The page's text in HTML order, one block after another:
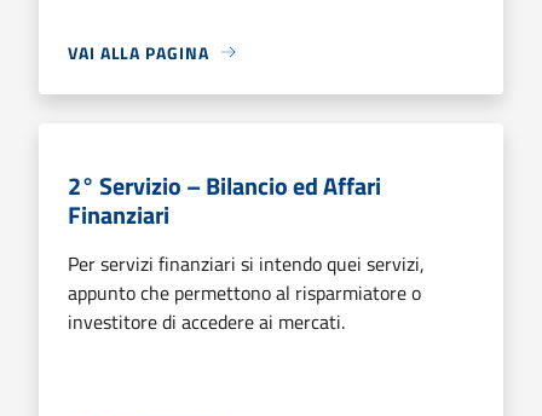
VAI ALLA PAGINA
2° Servizio – Bilancio ed Affari
Finanziari
Per servizi finanziari si intendo quei servizi,
appunto che permettono al risparmiatore o
investitore di accedere ai mercati.